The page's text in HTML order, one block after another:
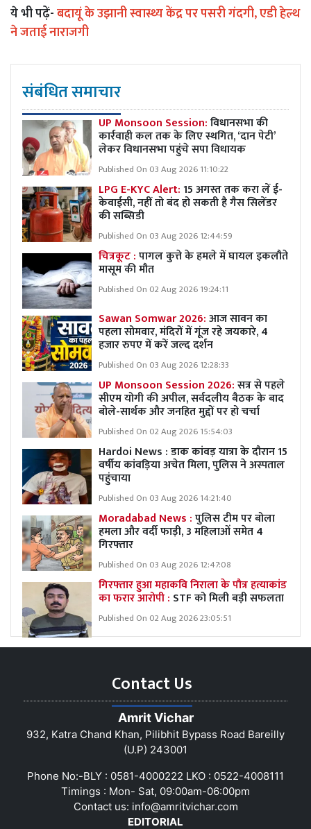
ये भी पढ़ें-बदायूं के उझानी स्वास्थ्य केंद्र पर पसरी गंदगी, एडी हेल्थ
ने जताई नाराजगी
संबंधित समाचार
UP Monsoon Session:विधानसभा की
कार्रवाही कल तक के लिए स्थगित, ‘दान पेटी’
लेकर विधानसभा पहुंचे सपा विधायक
Published On 03 Aug 2026 11:10:22
LPG E-KYC Alert:15 अगस्त तक करा लें ई-
केवाईसी, नहीं तो बंद हो सकती है गैस सिलेंडर
की सब्सिडी
Published On 03 Aug 2026 12:44:59
चित्रकूट :पागल कुत्ते के हमले में घायल इकलौते
मासूम की मौत
Published On 02 Aug 2026 19:24:11
Sawan Somwar 2026:आज सावन का
पहला सोमवार, मंदिरों में गूंज रहे जयकारे, 4
हजार रुपए में करें जल्द दर्शन
Published On 03 Aug 2026 12:28:33
UP Monsoon Session 2026:सत्र से पहले
सीएम योगी की अपील, सर्वदलीय बैठक के बाद
बोले-सार्थक और जनहित मुद्दों पर हो चर्चा
Published On 02 Aug 2026 15:54:03
Hardoi News : डाक कांवड़ यात्रा के दौरान 15
वर्षीय कांवड़िया अचेत मिला, पुलिस ने अस्पताल
पहुंचाया
Published On 03 Aug 2026 14:21:40
Moradabad News :पुलिस टीम पर बोला
हमला और वर्दी फाड़ी, 3 महिलाओं समेत 4
गिरफ्तार
Published On 03 Aug 2026 12:47:08
गिरफ्तार हुआ महाकवि निराला के पौत्र हत्याकांड
का फरार आरोपी : STF को मिली बड़ी सफलता
Published On 02 Aug 2026 23:05:51
Contact Us
Amrit Vichar
932, Katra Chand Khan, Pilibhit Bypass Road Bareilly
(U.P) 243001
Phone No:-BLY : 0581-4000222 LKO : 0522-4008111
Timings : Mon- Sat, 09:00am-06:00pm
Contact us: info@amritvichar.com
EDITORIAL